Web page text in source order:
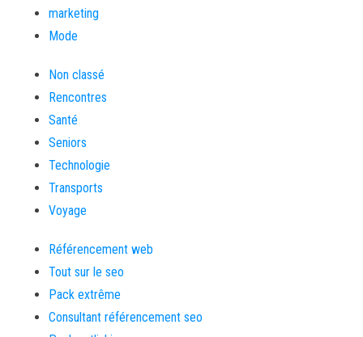
marketing
Mode
Non classé
Rencontres
Santé
Seniors
Technologie
Transports
Voyage
Référencement web
Tout sur le seo
Pack extrême
Consultant référencement seo